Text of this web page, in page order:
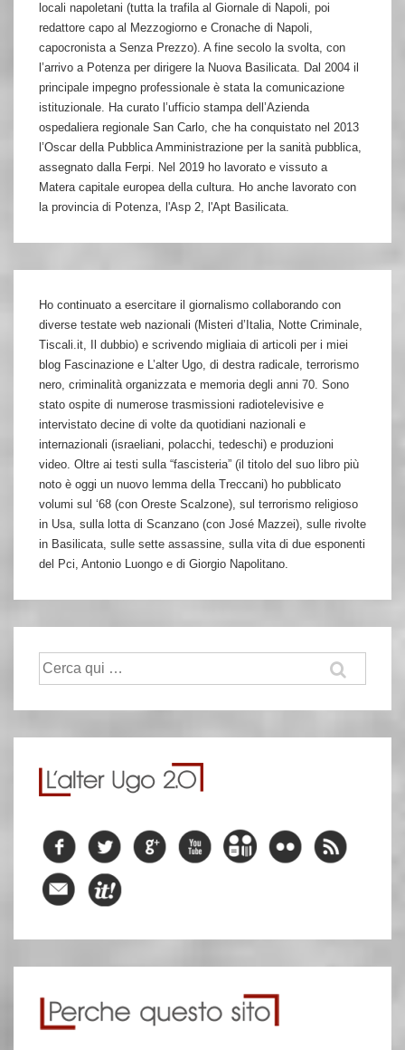
locali napoletani (tutta la trafila al Giornale di Napoli, poi
redattore capo al Mezzogiorno e Cronache di Napoli,
capocronista a Senza Prezzo). A fine secolo la svolta, con
l’arrivo a Potenza per dirigere la Nuova Basilicata. Dal 2004 il
principale impegno professionale è stata la comunicazione
istituzionale. Ha curato l’ufficio stampa dell’Azienda
ospedaliera regionale San Carlo, che ha conquistato nel 2013
l’Oscar della Pubblica Amministrazione per la sanità pubblica,
assegnato dalla Ferpi. Nel 2019 ho lavorato e vissuto a
Matera capitale europea della cultura. Ho anche lavorato con
la provincia di Potenza, l'Asp 2, l'Apt Basilicata.
Ho continuato a esercitare il giornalismo collaborando con
diverse testate web nazionali (Misteri d’Italia, Notte Criminale,
Tiscali.it, Il dubbio) e scrivendo migliaia di articoli per i miei
blog Fascinazione e L’alter Ugo, di destra radicale, terrorismo
nero, criminalità organizzata e memoria degli anni 70. Sono
stato ospite di numerose trasmissioni radiotelevisive e
intervistato decine di volte da quotidiani nazionali e
internazionali (israeliani, polacchi, tedeschi) e produzioni
video. Oltre ai testi sulla “fascisteria” (il titolo del suo libro più
noto è oggi un nuovo lemma della Treccani) ho pubblicato
volumi sul ‘68 (con Oreste Scalzone), sul terrorismo religioso
in Usa, sulla lotta di Scanzano (con José Mazzei), sulle rivolte
in Basilicata, sulle sette assassine, sulla vita di due esponenti
del Pci, Antonio Luongo e di Giorgio Napolitano.
Cerca: